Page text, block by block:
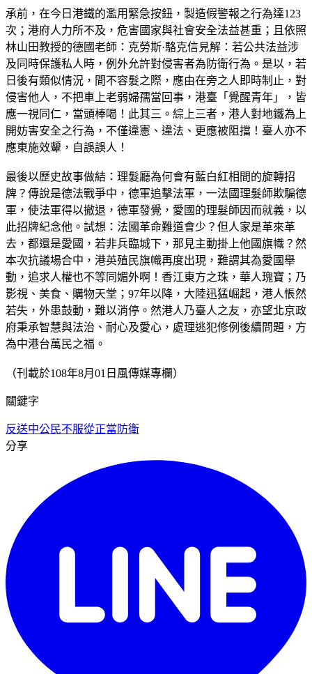
承前，在今日港鐵的濫用緊急按鈕，製造假警報之行為達123
次；港府人力所不及，危害國家與社會安全法益甚重；且依照
林山田教授的德國老師：克勞斯·駱克信見解：若公共法益涉
及同時保護私人時，例外允許對侵害者為防衛行為。是以，若
日後有類似情況，間不容髮之際，應由在旁之人即時制止，對
侵害他人，不把車上老弱婦孺當回事，港臺「覺醒青年」，皆
應一視同仁，當頭棒喝！此其三。綜上三者，港人對地鐵為上
開妨害安全之行為，不僅違憲、違法、更應被阻擋！臺人亦不
應東施效顰，自誤誤人！
最後以歷史故事做結：理髮廳為何會有藍白紅相間的旋轉招
牌？傳說是德法戰爭中，德軍追擊法軍，一法國理髮師欺騙德
軍，使法軍得以撤退，德軍發覺，愛國的理髮師因而就義，以
此招牌紀念他。試想：法國革命難道會少？但人家是革來革
去，都還是愛國，若非兵臨城下，那見主動掛上他國旗幟？然
本次抗議場合中，港英殖民旗幟再度出現，難謂其為愛國舉
動，追求人權也不等同媚外啊！香江東方之珠，華人瑰寶；乃
影視、美食、購物天堂；97年以降，大陸迅猛崛起，港人悵然
若失，外患鼓動，難以消停。然港人乃臺人之友，亦望北京政
府秉承智慧與法治、耐心及愛心，處理逃犯修例後續問題，方
為中港台萬民之福。
（刊載於108年8月01日風傳媒專欄）
關鍵字
反送中公民不服從正當防衛
分享